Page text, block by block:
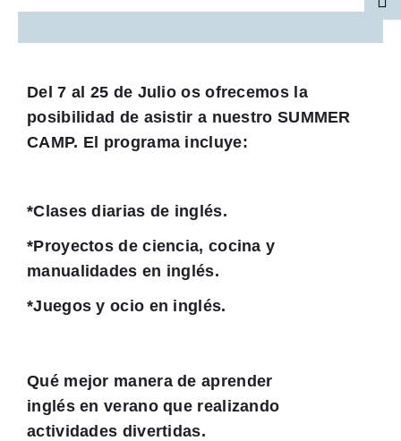
Del 7 al 25 de Julio os ofrecemos la
posibilidad de asistir a nuestro SUMMER
CAMP. El programa incluye:
*Clases diarias de inglés.
*Proyectos de ciencia, cocina y
manualidades en inglés.
*Juegos y ocio en inglés.
Qué mejor manera de aprender
inglésen verano que realizando
actividades divertidas.